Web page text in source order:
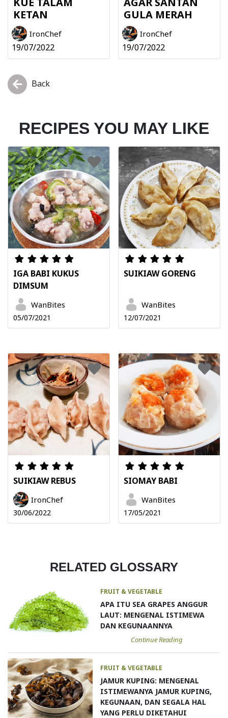
KETAN
IronChef
19/07/2022
GULA MERAH
IronChef
19/07/2022
Back
RECIPES YOU MAY LIKE
IGA BABI KUKUS
DIMSUM
WanBites
05/07/2021
SUIKIAW GORENG
WanBites
12/07/2021
SUIKIAW REBUS
IronChef
30/06/2022
SIOMAY BABI
WanBites
17/05/2021
RELATED GLOSSARY
FRUIT & VEGETABLE
APA ITU SEA GRAPES ANGGUR
LAUT: MENGENAL ISTIMEWA
DAN KEGUNAANNYA
Continue Reading
FRUIT & VEGETABLE
JAMUR KUPING: MENGENAL
ISTIMEWANYA JAMUR KUPING,
KEGUNAAN, DAN SEGALA HAL
YANG PERLU DIKETAHUI